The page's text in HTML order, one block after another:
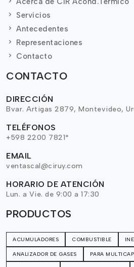
Servicios
Antecedentes
Representaciones
Contacto
CONTACTO
DIRECCIÓN
Bvar. Artigas 2879, Montevideo,
TELÉFONOS
+598 2200 7821*
EMAIL
ventascal@ciruy.com
HORARIO DE ATENCIÓN
Lun. a Vie. de 9:00 a 17:30
PRODUCTOS
ACUMULADORES COMBUSTIBLE
ANALIZADOR DE GASES PARA